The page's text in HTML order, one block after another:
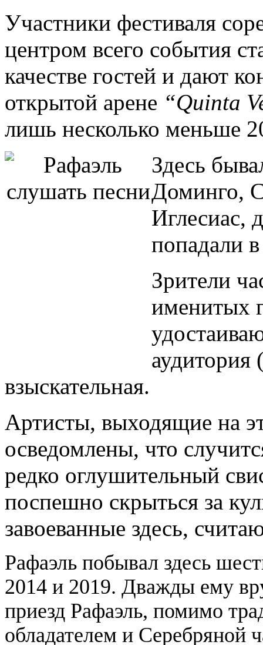
Участники фестиваля
центром всего события
качестве гостей и дают
открытой арене “Quinta
лишь несколько меньше
Здесь
Доминго,
Иглесиас,
попадали
Зрители
именитых
аудитория
взыскательная.
Артисты, выходящие на
осведомлены, что
редко оглушительный
поспешно скрыться за
завоеванные здесь,
Рафаэль побывал здесь
2014 и 2019. Дважды ему
приезд Рафаэль, помимо
обладателем и Серебряной